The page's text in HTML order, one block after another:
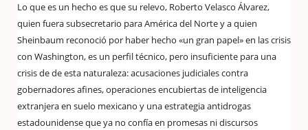
Lo que es un hecho es que su relevo, Roberto Velasco Álvarez,
quien fuera subsecretario para América del Norte y a quien
Sheinbaum reconoció por haber hecho «un gran papel» en las crisis
con Washington, es un perfil técnico, pero insuficiente para una
crisis de de esta naturaleza: acusaciones judiciales contra
gobernadores afines, operaciones encubiertas de inteligencia
extranjera en suelo mexicano y una estrategia antidrogas
estadounidense que ya no confía en promesas ni discursos